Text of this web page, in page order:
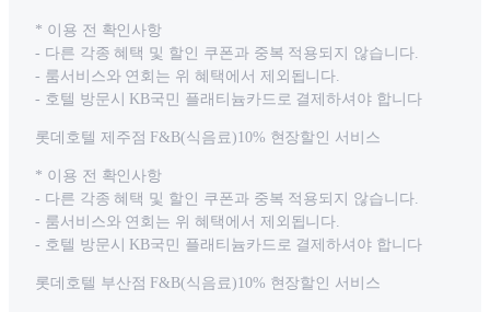
* 이용 전 확인사항
- 다른 각종 혜택 및 할인 쿠폰과 중복 적용되지 않습니다.
- 룸서비스와 연회는 위 혜택에서 제외됩니다.
- 호텔 방문시 KB국민 플래티늄카드로 결제하셔야 합니다
롯데호텔 제주점 F&B(식음료)10% 현장할인 서비스
* 이용 전 확인사항
- 다른 각종 혜택 및 할인 쿠폰과 중복 적용되지 않습니다.
- 룸서비스와 연회는 위 혜택에서 제외됩니다.
- 호텔 방문시 KB국민 플래티늄카드로 결제하셔야 합니다
롯데호텔 부산점 F&B(식음료)10% 현장할인 서비스